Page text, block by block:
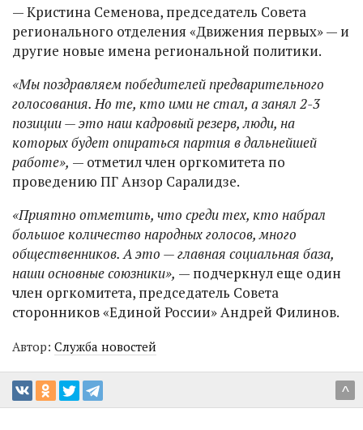
— Кристина Семенова, председатель Совета
регионального отделения «Движения первых» — и
другие новые имена региональной политики.
«Мы поздравляем победителей предварительного
голосования. Но те, кто ими не стал, а занял 2-3
позиции — это наш кадровый резерв, люди, на
которых будет опираться партия в дальнейшей
работе», — отметил член оргкомитета по
проведению ПГ Анзор Саралидзе.
«Приятно отметить, что среди тех, кто набрал
большое количество народных голосов, много
общественников. А это — главная социальная база,
наши основные союзники», — подчеркнул еще один
член оргкомитета, председатель Совета
сторонников «Единой России» Андрей Филинов.
Автор: Служба новостей
^